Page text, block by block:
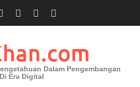
Dalam Pengembangan
Era Digital